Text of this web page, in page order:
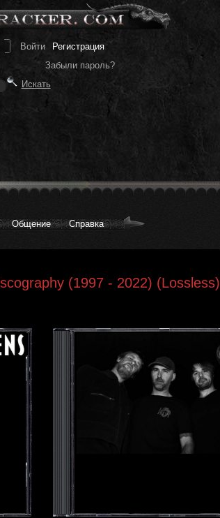
Регистрация
Забыли пароль?
Общение Справка
(1997 - 2022) (Lossless)